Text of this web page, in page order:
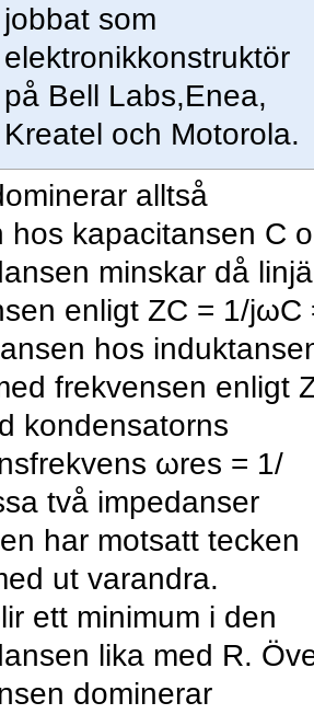
jobbat som
elektronikkonstruktör
på Bell Labs,Enea,
Kreatel och Motorola.
alltså
hos kapacitansen C
minskar då
enligt ZC = 1/jωC
hos
frekvensen enligt
kondensatorns
ωres = 1/
två impedanser
har motsatt tecken
ut varandra.
ett minimum i den
lika med R.
dominerar